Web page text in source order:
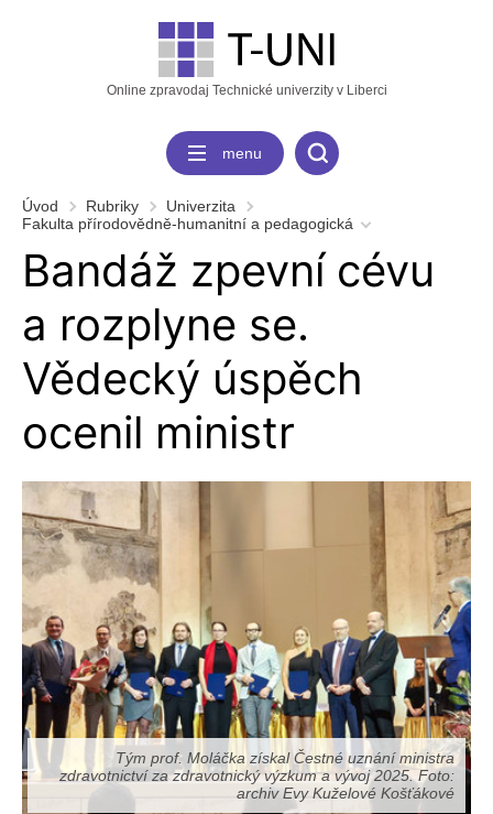
Online zpravodaj Technické univerzity v Liberci
menu
Úvod Rubriky
Univerzita
Fakulta přírodovědně-humanitní a pedagogická
Bandáž zpevní cévu
a rozplyne se.
Vědecký úspěch
ocenil ministr
Tým prof. Moláčka získal Čestné uznání ministra
zdravotnictví za zdravotnický výzkum a vývoj 2025. Foto:
archiv Evy Kuželové Košťákové